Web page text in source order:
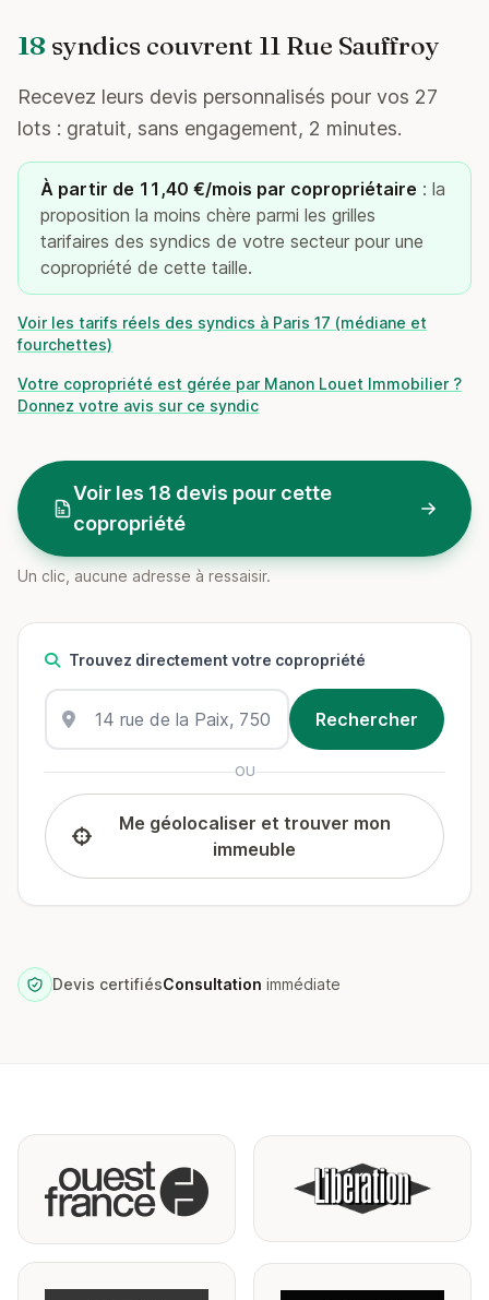
18 syndics couvrent 11 Rue Sauffroy
Recevez leurs devis personnalisés pour vos 27
lots : gratuit, sans engagement, 2 minutes.
À partir de 11,40 €/mois par copropriétaire : la
proposition la moins chère parmi les grilles
tarifaires des syndics de votre secteur pour une
copropriété de cette taille.
Voir les tarifs réels des syndics à Paris 17 (médiane et
fourchettes)
Votre copropriété est gérée par Manon Louet Immobilier ?
Donnez votre avis sur ce syndic
Voir les 18 devis pour cette
copropriété
Un clic, aucune adresse à ressaisir.
Trouvez directement votre copropriété
OU
Me géolocaliser et trouver mon
immeuble
Devis certifiésConsultation immédiate